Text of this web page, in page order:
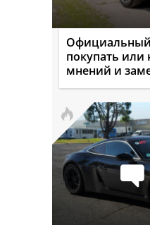
Официальный
покупать или
мнений и